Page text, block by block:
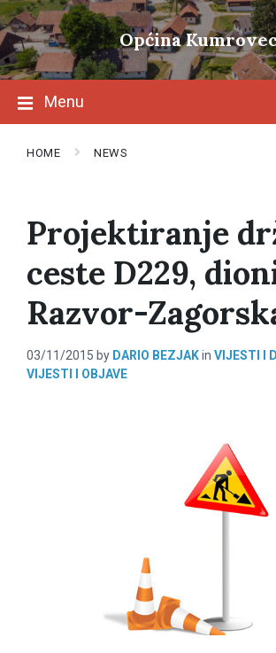
Skip
to
content
Skip
to
main
navigation
Skip
to
footer
Općina
Menu
HOME NEWS
Projektiranje
ceste D229,
Razvor-
03/11/2015 by DARIO BEZJAKin VIJESTI I
VIJESTI I OBJAVE